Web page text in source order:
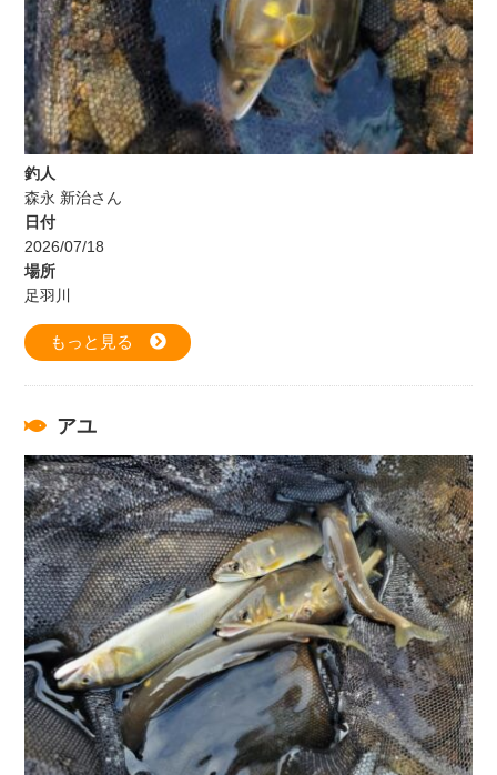
釣人
森永 新治さん
日付
2026/07/18
場所
足羽川
もっと見る
アユ